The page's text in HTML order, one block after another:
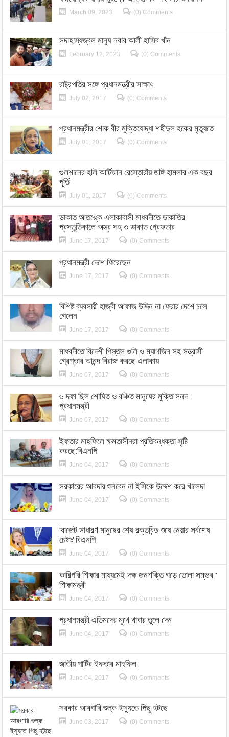
March 09, 2023 (0) Comments
সদাহাস্যজ্বল মানুষ নবাব আলী হাসিব খাঁন
February 12, 2023 (0) Comments
রাষ্ট্রপতির সঙ্গে প্রধানমন্ত্রীর সাক্ষাৎ
July 02, 2017 (0) Comments
প্রধানমন্ত্রীর শোক বীর মুক্তিযোদ্ধা শহীদুল হকের মৃত্যুতে
July 01, 2017 (0) Comments
গুলশানের হলি আর্টিজান রেস্তোরাঁয় জঙ্গি হামলার এক বছর
পূর্তি
July 01, 2017 (0) Comments
ডাকাত আতঙ্কে এলাকাবাসী মাধবদীতে ডাকাতির
প্রস্তুতিকালে অস্ত্র সহ ৩ ডাকাত গ্রেফতার
June 17, 2017 (0) Comments
প্রধানমন্ত্রী দেশে ফিরেছেন
June 17, 2017 (0) Comments
বিশিষ্ট ব্যবসায়ী হাজ্বী আফাজ উদ্দিন না ফেরার দেশে চলে
গেলেন
June 17, 2017 (0) Comments
মাধবদীতে বিদেশী পিস্তল গুলি ও ম্যাগজিন সহ সন্ত্রাসী
গ্রেপ্তার আনন্দ বিরাজ করছে এলাকায়
June 07, 2017 (0) Comments
৬-দফা ছিল শোষিত ও বঞ্চিত মানুষের মুক্তি সনদ :
প্রধানমন্ত্রী
June 07, 2017 (0) Comments
ইফতার মাহফিলে ক্ষমতাসীনরা প্রতিবন্ধকতা সৃষ্টি
করছে:বিএনপি
June 04, 2017 (0) Comments
সরকারের আবদার শুনবেন না ইসিকে উদ্দেশ করে খালেদা
June 04, 2017 (0) Comments
‘বাজেট সাধারণ মানুষের শেষ রক্তবিন্দু শুষে নেয়ার সর্বশেষ
চেষ্টাঃ’ বিএনপি
June 04, 2017 (0) Comments
কারিগরি শিক্ষার মাধ্যমেই দক্ষ জনশক্তি গড়ে তোলা সম্ভব :
শিক্ষামন্ত্রী
June 04, 2017 (0) Comments
প্রধানমন্ত্রী এতিমদের মুখে খাবার তুলে দেন
June 04, 2017 (0) Comments
জাতীয় পার্টির ইফতার মাহফিল
June 04, 2017 (0) Comments
সরকার আবগারি শুল্ক ইস্যুতে পিছু হটছে
June 03, 2017 (0) Comments